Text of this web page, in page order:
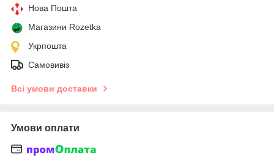
Нова Пошта
Магазини Rozetka
Укрпошта
Самовивіз
Всі умови доставки
Умови оплати